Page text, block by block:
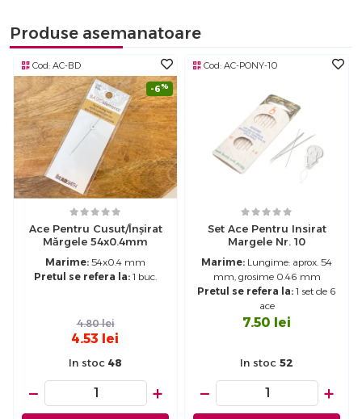
Produse asemanatoare
Cod: AC-BD
-6%
Ace Pentru Cusut/înșirat
Mărgele 54x0.4mm
Marime: 54x0.4 mm
Pretul se refera la: 1 buc.
4.80 lei
4.53 lei
In stoc 48
− +
Cod: AC-PONY-10
Set Ace Pentru Insirat
Margele Nr. 10
Marime: Lungime: aprox. 54
mm, grosime 0.46 mm
Pretul se refera la: 1 set de 6
ace
7.50 lei
In stoc 52
− +